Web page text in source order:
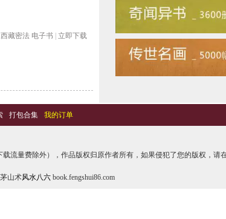
西藏密法 电子书 | 立即下载
- 打包合集 - 我的订单
量费除外），作品版权归原作者所有，如果侵犯了您的版权，请
山术风水八六 book.fengshui86.com